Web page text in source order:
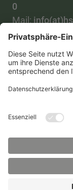
0
Mail:
Alle
Impressum